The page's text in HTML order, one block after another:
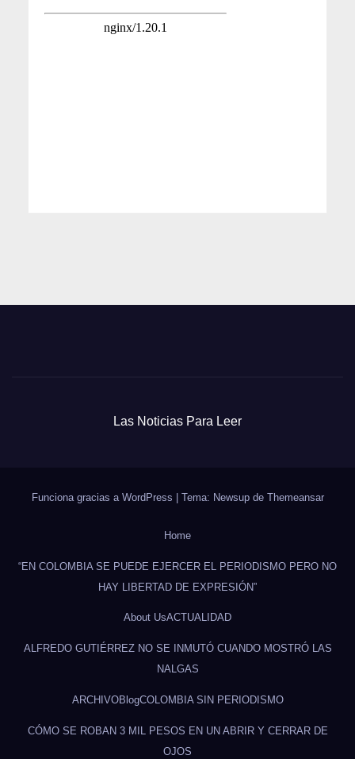
Las Noticias Para Leer
Funciona gracias a WordPress | Tema: Newsup de Themeansar
Home
“EN COLOMBIA SE PUEDE EJERCER EL PERIODISMO PERO NO
HAY LIBERTAD DE EXPRESIÓN”
About UsACTUALIDAD
ALFREDO GUTIÉRREZ NO SE INMUTÓ CUANDO MOSTRÓ LAS
NALGAS
ARCHIVOBlogCOLOMBIA SIN PERIODISMO
CÓMO SE ROBAN 3 MIL PESOS EN UN ABRIR Y CERRAR DE
OJOS